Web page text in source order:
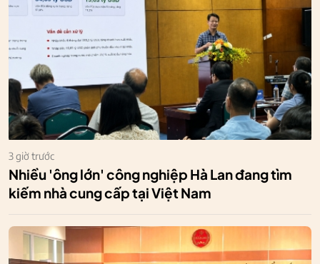
3 giờ trước
Nhiều 'ông lớn' công nghiệp Hà Lan đang tìm
kiếm nhà cung cấp tại Việt Nam